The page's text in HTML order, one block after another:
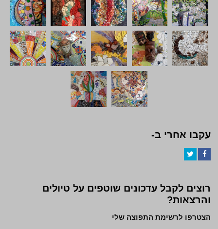
עקבו אחרי ב-
רוצים לקבל עדכונים שוטפים על טיולים
והרצאות?
הצטרפו לרשימת התפוצה שלי